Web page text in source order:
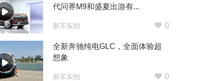
代问界M9和盛夏出游有...
新车实拍 0
全新奔驰纯电GLC，全面体验超
想象
新车实拍 0